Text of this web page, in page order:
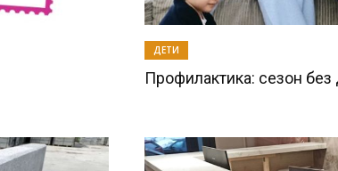
ДЕТИ
Профилактика: сезон без